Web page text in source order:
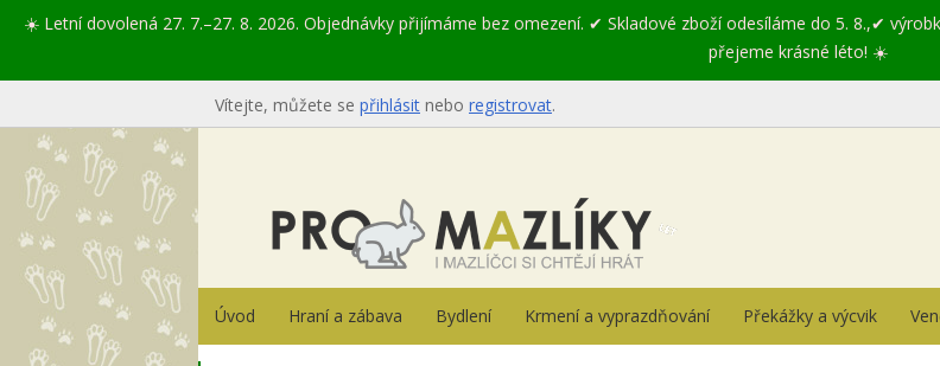
☀️ Letní dovolená 27. 7.–27. 8. 2026. Objednávky přijímáme bez omezení. ✔ Skladové zboží odesíláme do 5. 8.,✔
přejeme krásné léto! ☀️
Vítejte, můžete se přihlásit nebo registrovat.
Úvod Hraní a zábava Bydlení Krmení a vyprazdňování Překážky a výcvik